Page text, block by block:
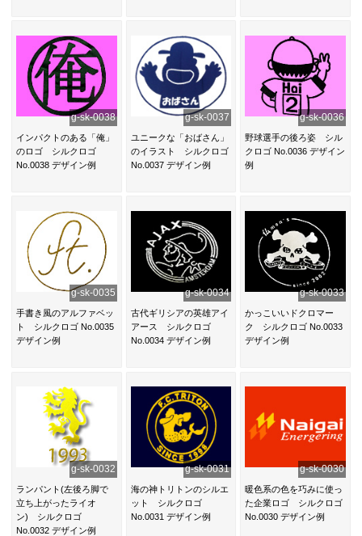
g-sk-0038
インパクトのある「俺」
のロゴ シルクロゴ
No.0038 デザイン例
g-sk-0037
ユニークな「おばさん」
のイラスト シルクロゴ
No.0037 デザイン例
g-sk-0036
野球選手の後ろ姿 シル
クロゴ No.0036 デザイン
例
g-sk-0035
手書き風のアルファベッ
ト シルクロゴ No.0035
デザイン例
g-sk-0034
古代ギリシアの英雄アイ
アース シルクロゴ
No.0034 デザイン例
g-sk-0033
かっこいいドクロマー
ク シルクロゴ No.0033
デザイン例
g-sk-0032
ランパント(左後ろ脚で
立ち上がったライオ
ン) シルクロゴ
No.0032 デザイン例
g-sk-0031
海の神トリトンのシルエ
ット シルクロゴ
No.0031 デザイン例
g-sk-0030
暖色系の色を巧みに使っ
た企業ロゴ シルクロゴ
No.0030 デザイン例